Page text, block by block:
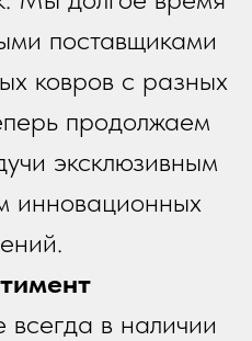
поставщиками
ковров с разных
продолжаем
эксклюзивным
инновационных
в наличии